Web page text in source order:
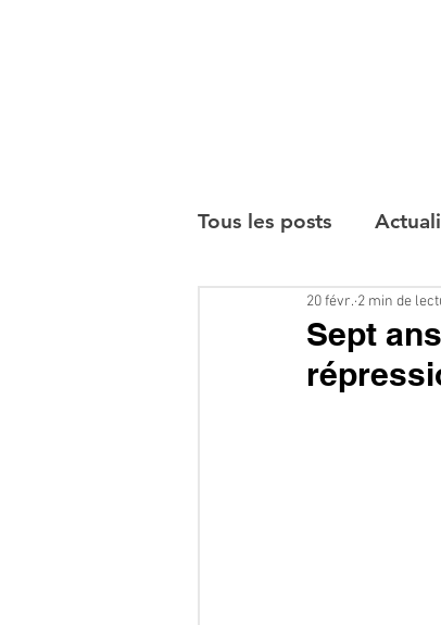
Tous les posts
Interviews
Sept
20 févr. 2 min de